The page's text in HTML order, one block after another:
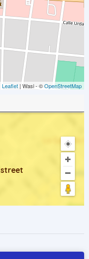
Leaflet | Wasi - ©OpenStreetMap
street